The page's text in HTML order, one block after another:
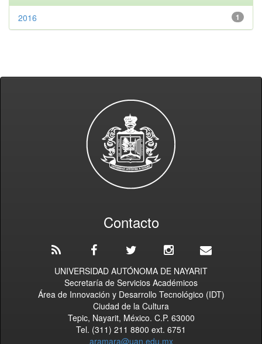
1
2016
Contacto
UNIVERSIDAD AUTÓNOMA DE NAYARIT
Secretaría de Servicios Académicos
Área de Innovación y Desarrollo Tecnológico (IDT)
Ciudad de la Cultura
Tepic, Nayarit, México. C.P. 63000
Tel. (311) 211 8800 ext. 6751
aramara@uan.edu.mx